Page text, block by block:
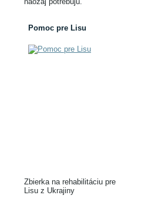
Pomoc pre Lisu
Zbierka na rehabilitáciu pre
Lisu z Ukrajiny